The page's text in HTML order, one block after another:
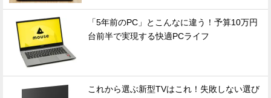
「5年前のPC」とこんなに違う！予算10万円
台前半で実現する快適PCライフ
これから選ぶ新型TVはこれ！失敗しない選び